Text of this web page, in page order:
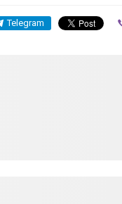
Telegram